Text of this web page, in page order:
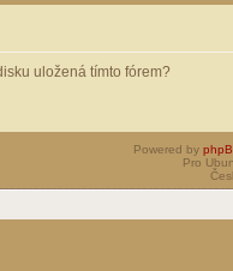
uložená tímto fórem?
Powered by
Pro